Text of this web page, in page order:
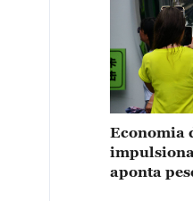
Economia
aponta